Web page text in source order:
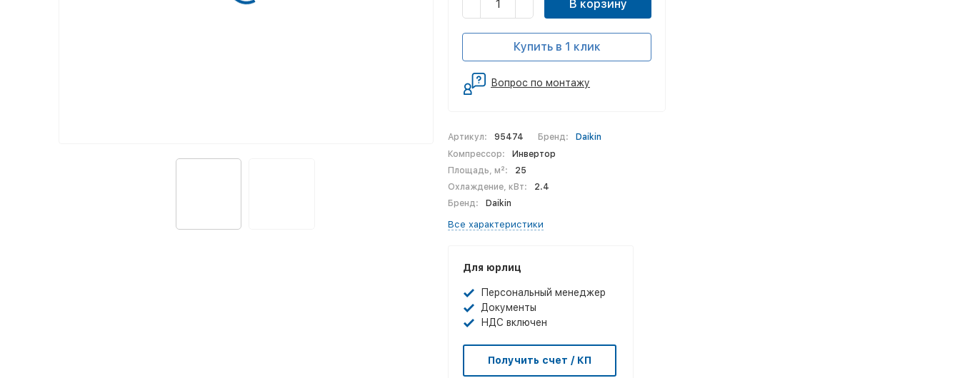
Артикул: 95474 Бренд:
Daikin
Компрессор:
Инвертор
Площадь, м²:
25
Охлаждение, кВт:
2.4
Бренд:
Daikin
Все характеристики
Для юрлиц
Персональный менеджер
Документы
НДС включен
Получить счет / КП
В корзину
Купить в 1 клик
Вопрос по монтажу